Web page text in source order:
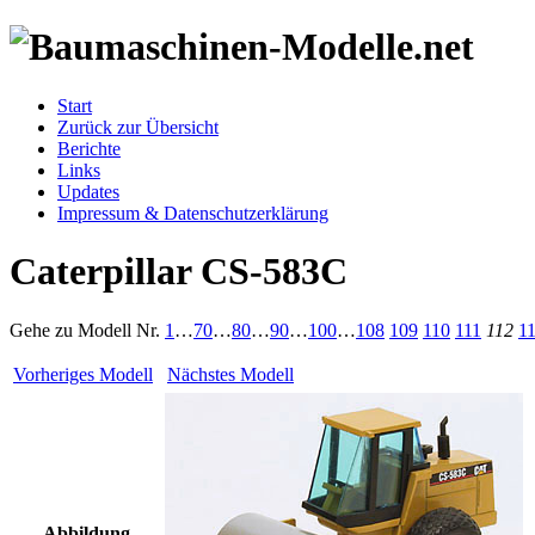
Start
Zurück zur Übersicht
Berichte
Links
Updates
Impressum & Datenschutzerklärung
Caterpillar CS-583C
Gehe zu Modell Nr. 1 …70…80…90…100…108 109 110 111 112
Vorheriges Modell Nächstes Modell